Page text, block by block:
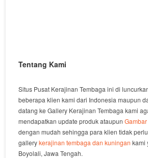
Tentang Kami
Situs Pusat Kerajinan Tembaga ini di
beberapa klien kami dari Indonesia maupun
datang ke Gallery Kerajinan Tembaga kami
mendapatkan update produk ataupun
dengan mudah sehingga para klien tidak
gallerykerajinan tembaga dan kuningan kami
Boyolali, Jawa Tengah.